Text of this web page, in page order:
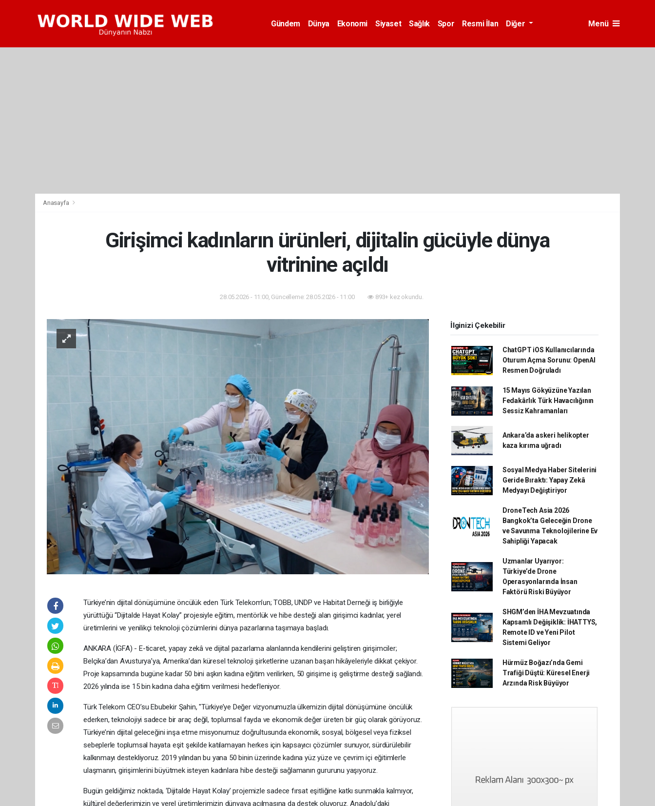
Gündem Dünya Ekonomi Siyaset Sağlık Spor Resmi İlan Diğer Menü
Anasayfa
Girişimci kadınların ürünleri, dijitalin gücüyle dünya
vitrinine açıldı
28.05.2026 - 11:00, Güncelleme: 28.05.2026 - 11:00 893+ kez okundu.
Türkiye’nin dijital dönüşümüne öncülük eden Türk Telekom’un; TOBB, UNDP ve Habitat Derneği iş birliğiyle
yürüttüğü “Dijitalde Hayat Kolay” projesiyle eğitim, mentörlük ve hibe desteği alan girişimci kadınlar, yerel
üretimlerini ve yenilikçi teknoloji çözümlerini dünya pazarlarına taşımaya başladı.
ANKARA (İGFA) - E-ticaret, yapay zekâ ve dijital pazarlama alanlarında kendilerini geliştiren girişimciler;
Belçika’dan Avusturya’ya, Amerika’dan küresel teknoloji şirketlerine uzanan başarı hikâyeleriyle dikkat çekiyor.
Proje kapsamında bugüne kadar 50 bini aşkın kadına eğitim verilirken, 50 girişime iş geliştirme desteği sağlandı.
2026 yılında ise 15 bin kadına daha eğitim verilmesi hedefleniyor.
Türk Telekom CEO’su Ebubekir Şahin, "Türkiye’ye Değer vizyonumuzla ülkemizin dijital dönüşümüne öncülük
ederken, teknolojiyi sadece bir araç değil, toplumsal fayda ve ekonomik değer üreten bir güç olarak görüyoruz.
Türkiye’nin dijital geleceğini inşa etme misyonumuz doğrultusunda ekonomik, sosyal, bölgesel veya fiziksel
sebeplerle toplumsal hayata eşit şekilde katılamayan herkes için kapsayıcı çözümler sunuyor, sürdürülebilir
kalkınmayı destekliyoruz. 2019 yılından bu yana 50 binin üzerinde kadına yüz yüze ve çevrim içi eğitimlerle
ulaşmanın, girişimlerini büyütmek isteyen kadınlara hibe desteği sağlamanın gururunu yaşıyoruz.
Bugün geldiğimiz noktada, ‘Dijitalde Hayat Kolay’ projemizle sadece fırsat eşitliğine katkı sunmakla kalmıyor,
kültürel değerlerimizin ve yerel üretimlerimizin dünyaya açılmasına da destek oluyoruz. Anadolu’daki
İlginizi Çekebilir
ChatGPT iOS Kullanıcılarında
Oturum Açma Sorunu: OpenAI
Resmen Doğruladı
15 Mayıs Gökyüzüne Yazılan
Fedakârlık Türk Havacılığının
Sessiz Kahramanları
Ankara’da askeri helikopter
kaza kırıma uğradı
Sosyal Medya Haber Sitelerini
Geride Bıraktı: Yapay Zekâ
Medyayı Değiştiriyor
DroneTech Asia 2026
Bangkok’ta Geleceğin Drone
ve Savunma Teknolojilerine Ev
Sahipliği Yapacak
Uzmanlar Uyarıyor:
Türkiye’de Drone
Operasyonlarında İnsan
Faktörü Riski Büyüyor
SHGM’den İHA Mevzuatında
Kapsamlı Değişiklik: İHATTYS,
Remote ID ve Yeni Pilot
Sistemi Geliyor
Hürmüz Boğazı’nda Gemi
Trafiği Düştü: Küresel Enerji
Arzında Risk Büyüyor